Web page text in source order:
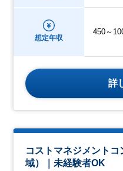
想定年収
450～
詳
コストマネジメント
域）｜未経験者OK